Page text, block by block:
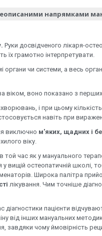
напрямками
Руки досвідченого лікаря-
їх грамотно інтерпретувати.
органи чи системи, а весь
воно показано з перших
і при цьому
навіть при
виключно м'яких, щадних і
віку.
час як у мануального
вищій остеопатичній школі,
Широка палітра
лікування. Чим точніше
діагностики пацієнти
від інших мануальних
завдяки чому ймовірність